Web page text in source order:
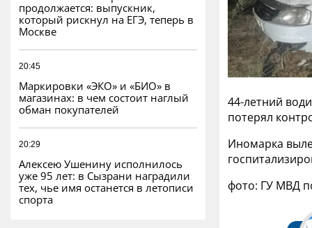
продолжается: выпускник,
который рискнул на ЕГЭ, теперь в
Москве
20:45
Маркировки «ЭКО» и «БИО» в
магазинах: в чем состоит наглый
обман покупателей
20:29
Алексею Ушенину исполнилось
уже 95 лет: в Сызрани наградили
тех, чье имя останется в летописи
спорта
44-летний
потерял
Иномарка
фото: ГУ МВД